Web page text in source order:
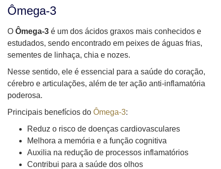
Ômega-3
O Ômega-3 é um dos ácidos graxos mais conhecidos e
estudados, sendo encontrado em peixes de águas frias,
sementes de linhaça, chia e nozes.
Nesse sentido, ele é essencial para a saúde do coração,
cérebro e articulações, além de ter ação anti-inflamatória
poderosa.
Principais benefícios do Ômega-3:
Reduz o risco de doenças cardiovasculares
Melhora a memória e a função cognitiva
Auxilia na redução de processos inflamatórios
Contribui para a saúde dos olhos